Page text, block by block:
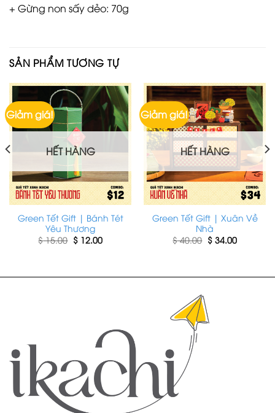
+ Gừng non sấy dẻo: 70g
SẢN PHẨM TƯƠNG TỰ
Giảm giá!
HẾT HÀNG
Green Tết Gift | Bánh Tét
Yêu Thương
$15.00 Giá
gốc
$12.00Giá
hiện
Giảm giá!
HẾT HÀNG
Green Tết Gift | Xuân Về
Nhà
$40.00 Giá
gốc
$34.00Giá
hiện